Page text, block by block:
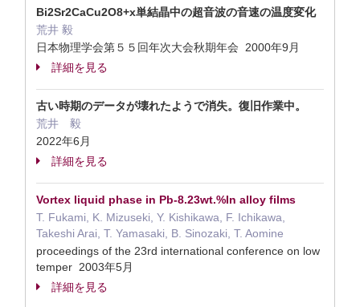
Bi2Sr2CaCu2O8+x単結晶中の超音波の音速の温度変化
荒井 毅
日本物理学会第５５回年次大会秋期年会 2000年9月
詳細を見る
古い時期のデータが壊れたようで消失。復旧作業中。
荒井 毅
2022年6月
詳細を見る
Vortex liquid phase in Pb-8.23wt.%In alloy films
T. Fukami, K. Mizuseki, Y. Kishikawa, F. Ichikawa,
Takeshi Arai, T. Yamasaki, B. Sinozaki, T. Aomine
proceedings of the 23rd international conference on low
temper 2003年5月
詳細を見る